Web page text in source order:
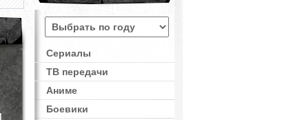
Сериалы
ТВ передачи
Аниме
Боевики